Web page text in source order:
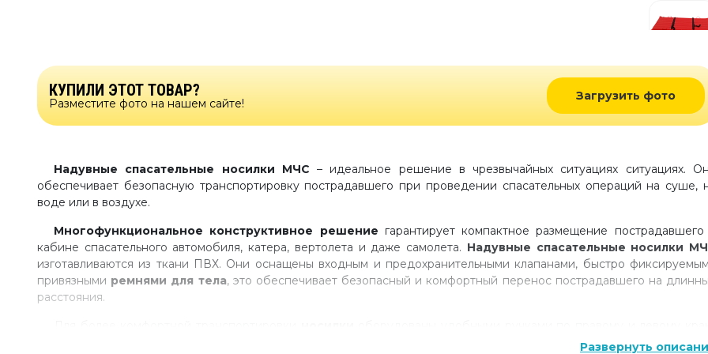
КУПИЛИ ЭТОТ ТОВАР?
Разместите фото на нашем сайте!
Загрузить фото
Надувные спасательные носилки МЧС – идеальное решение в чрезвычайных ситуациях ситуациях.
обеспечивает безопасную транспортировку пострадавшего при проведении спасательных операций на суше,
воде или в воздухе.
Многофункциональное конструктивное решение гарантирует компактное размещение пострадавшего
кабине спасательного автомобиля, катера, вертолета и даже самолета. Надувные спасательные носилки
изготавливаются из ткани ПВХ. Они оснащены входным и предохранительными клапанами, быстро
привязными ремнями для тела, это обеспечивает безопасный и комфортный перенос пострадавшего на
расстояния.
осуществляется ручным насосом всего за 1 минуту. В комплект к
Развернуть